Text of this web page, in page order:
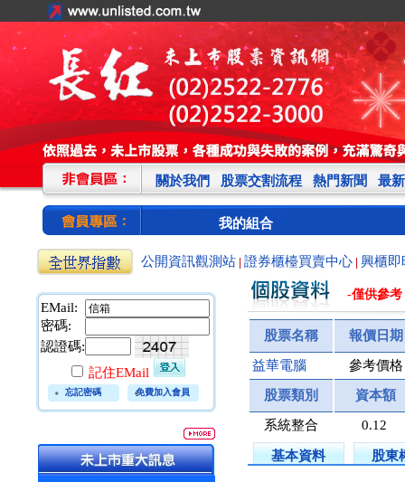
關於我們 股票交割流程 熱門新聞 最
我的組合
公開資訊觀測站 證券櫃檯買賣中心 興櫃即
EMail:
密碼:
認證碼:
記住EMail
忘記密碼 免費加入會員
-僅供參考
股票名稱 報價日期
益華電腦 參考價格
股票類別 資本額
系統整合 0.12
基本資料 股東